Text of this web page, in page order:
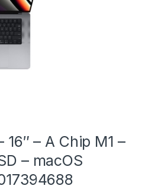
16″ – A Chip M1 –
– macOS